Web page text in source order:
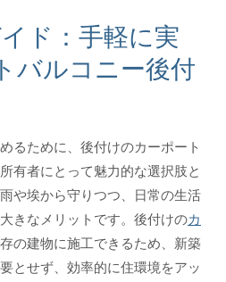
ド：手軽に実
バルコニー後付
るために、後付けのカーポート
有者にとって魅力的な選択肢と
や埃から守りつつ、日常の生活
きなメリットです。後付けのカ
の建物に施工できるため、新築
とせず、効率的に住環境をアッ